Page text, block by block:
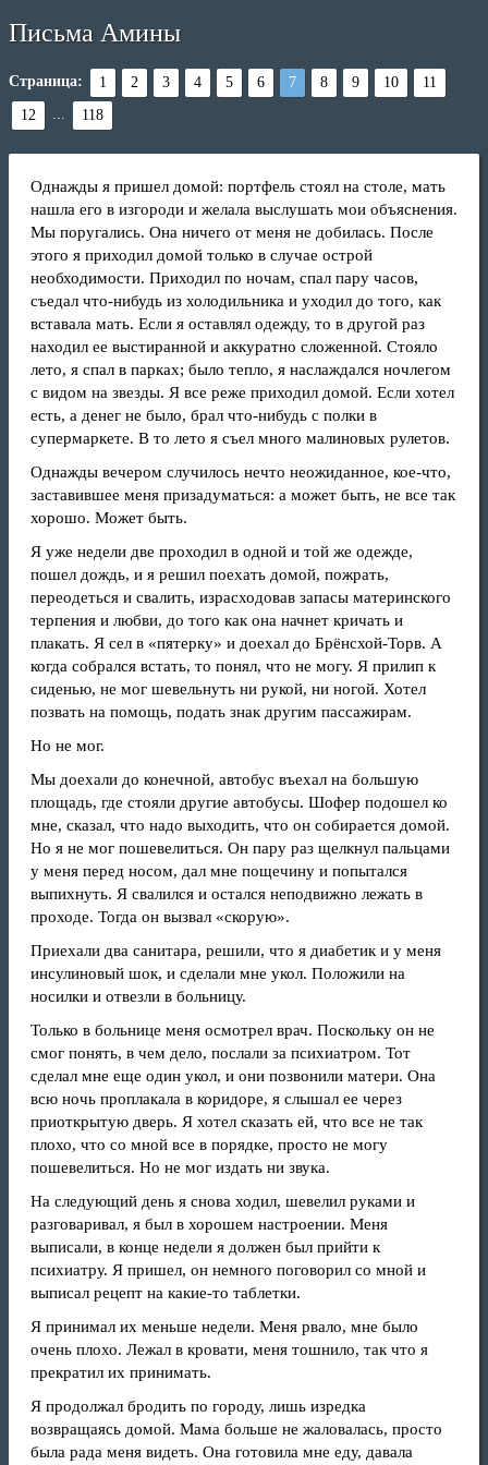
Письма Амины
Страница: 1 2 3 4 5 6 7 8 9 10
11
12
... 118
Однажды я пришел домой: портфель стоял на столе, мать
нашла его в изгороди и желала выслушать мои объяснения.
Мы поругались. Она ничего от меня не добилась. После
этого я приходил домой только в случае острой
необходимости. Приходил по ночам, спал пару часов,
съедал что-нибудь из холодильника и уходил до того, как
вставала мать. Если я оставлял одежду, то в другой раз
находил ее выстиранной и аккуратно сложенной. Стояло
лето, я спал в парках; было тепло, я наслаждался ночлегом
с видом на звезды. Я все реже приходил домой. Если хотел
есть, а денег не было, брал что-нибудь с полки в
супермаркете. В то лето я съел много малиновых рулетов.
Однажды вечером случилось нечто неожиданное, кое-что,
заставившее меня призадуматься: а может быть, не все так
хорошо. Может быть.
Я уже недели две проходил в одной и той же одежде,
пошел дождь, и я решил поехать домой, пожрать,
переодеться и свалить, израсходовав запасы материнского
терпения и любви, до того как она начнет кричать и
плакать. Я сел в «пятерку» и доехал до Брёнсхой-Торв. А
когда собрался встать, то понял, что не могу. Я прилип к
сиденью, не мог шевельнуть ни рукой, ни ногой. Хотел
позвать на помощь, подать знак другим пассажирам.
Но не мог.
Мы доехали до конечной, автобус въехал на большую
площадь, где стояли другие автобусы. Шофер подошел ко
мне, сказал, что надо выходить, что он собирается домой.
Но я не мог пошевелиться. Он пару раз щелкнул пальцами
у меня перед носом, дал мне пощечину и попытался
выпихнуть. Я свалился и остался неподвижно лежать в
проходе. Тогда он вызвал «скорую».
Приехали два санитара, решили, что я диабетик и у меня
инсулиновый шок, и сделали мне укол. Положили на
носилки и отвезли в больницу.
Только в больнице меня осмотрел врач. Поскольку он не
смог понять, в чем дело, послали за психиатром. Тот
сделал мне еще один укол, и они позвонили матери. Она
всю ночь проплакала в коридоре, я слышал ее через
приоткрытую дверь. Я хотел сказать ей, что все не так
плохо, что со мной все в порядке, просто не могу
пошевелиться. Но не мог издать ни звука.
На следующий день я снова ходил, шевелил руками и
разговаривал, я был в хорошем настроении. Меня
выписали, в конце недели я должен был прийти к
психиатру. Я пришел, он немного поговорил со мной и
выписал рецепт на какие-то таблетки.
Я принимал их меньше недели. Меня рвало, мне было
очень плохо. Лежал в кровати, меня тошнило, так что я
прекратил их принимать.
Я продолжал бродить по городу, лишь изредка
возвращаясь домой. Мама больше не жаловалась, просто
была рада меня видеть. Она готовила мне еду, давала